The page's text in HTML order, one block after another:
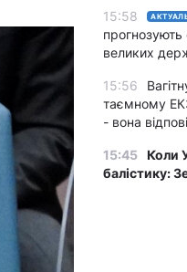
15:58
прогнозують
великих
15:56
таємному
- вона
15:45 Коли
балістику: